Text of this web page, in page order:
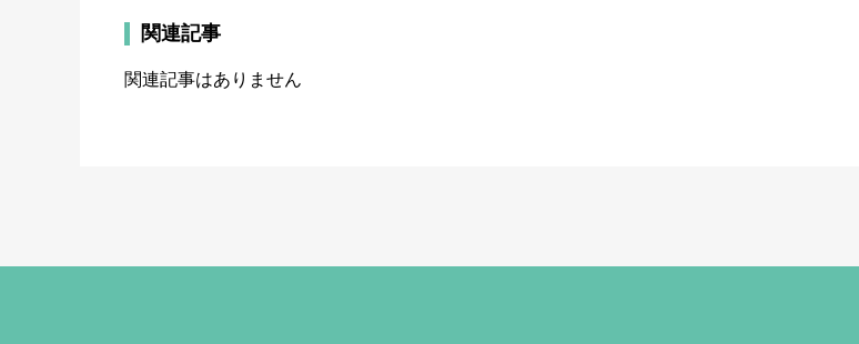
関連記事
関連記事はありません